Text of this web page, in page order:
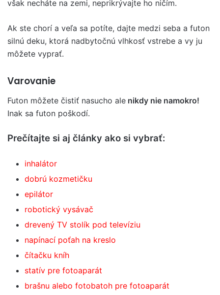
však necháte na zemi, neprikrývajte ho ničím.
Ak ste chorí a veľa sa potíte, dajte medzi seba a futon
silnú deku, ktorá nadbytočnú vlhkosť vstrebe a vy ju
môžete vyprať.
Varovanie
Futon môžete čistiť nasucho ale nikdy nie namokro!
Inak sa futon poškodí.
Prečítajte si aj články ako si vybrať:
inhalátor
dobrú kozmetičku
epilátor
robotický vysávač
drevený TV stolík pod televíziu
napínací poťah na kreslo
čítačku kníh
statív pre fotoaparát
brašnu alebo fotobatoh pre fotoaparát